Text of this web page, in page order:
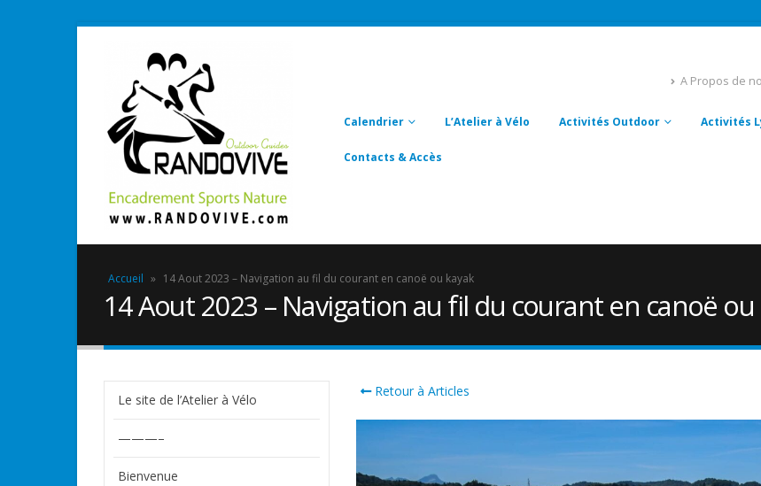
A Propos de
Calendrier L’Atelier à Vélo Activités Outdoor Activités
Contacts & Accès
Accueil » 14 Aout 2023 – Navigation au fil du courant en canoë ou kayak
14 Aout 2023 – Navigation au fil du courant en canoë ou
Retour à Articles
Le site de l’Atelier à Vélo
———–
Bienvenue